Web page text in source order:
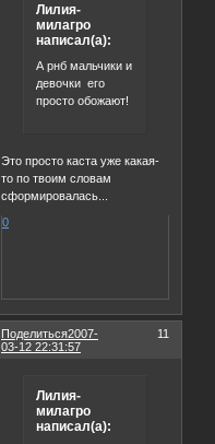
Лилия-
милагро
написал(а):
А рнб мальчики и
девочки его
просто обожают!
Это просто каста уже какая-
то по твоим словам
сформировалась...
0
Поделиться 11
2007-
03-12 22:31:57
Лилия-
милагро
написал(а):